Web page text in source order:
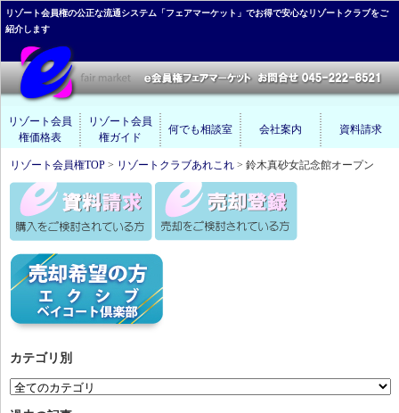
リゾート会員権の公正な流通システム「フェアマーケット」でお得で安心なリゾートクラブをご
紹介します
リゾート会員
権価格表
リゾート会員
権ガイド
何でも相談室 会社案内 資料請求
リゾート会員権TOP > リゾートクラブあれこれ > 鈴木真砂女記念館オープン
カテゴリ別